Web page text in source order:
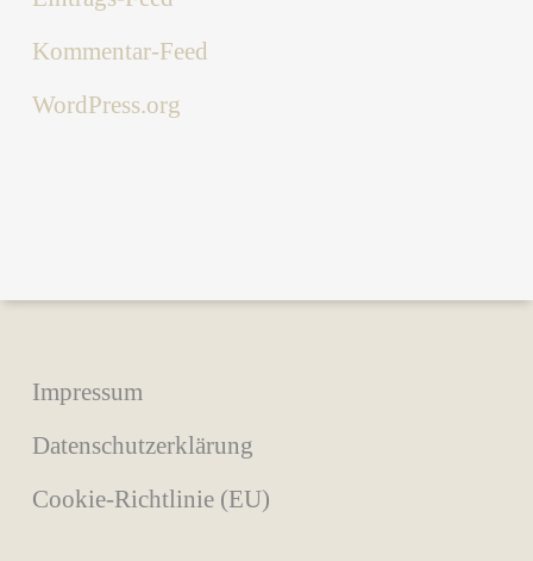
Kommentar-Feed
WordPress.org
Impressum
Datenschutzerklärung
Cookie-Richtlinie (EU)